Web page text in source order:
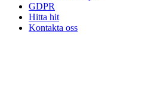
GDPR
Hitta hit
Kontakta oss